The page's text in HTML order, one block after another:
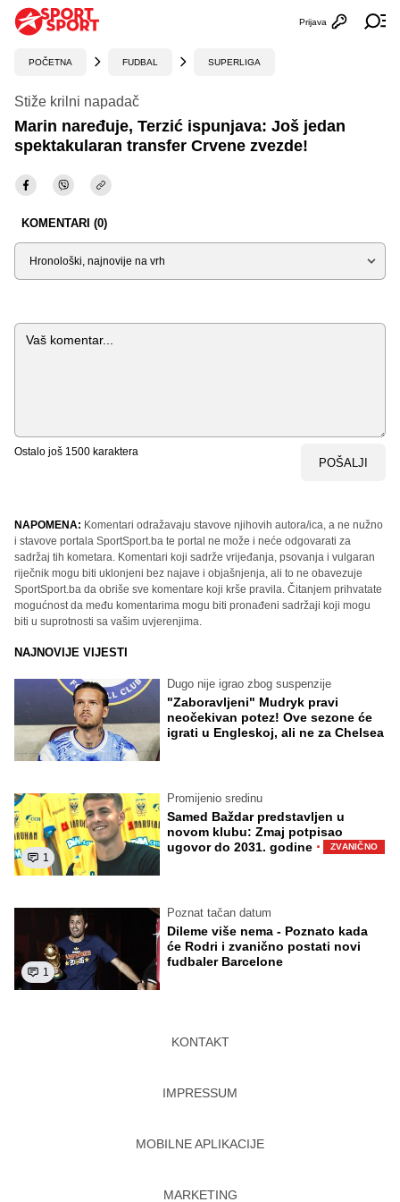
Otvori
Prijava
POČETNA FUDBAL SUPERLIGA
Stiže krilni napadač
Marin naređuje, Terzić ispunjava: Još jedan
spektakularan transfer Crvene zvezde!
KOMENTARI (0)
Sortiraj
Komentar
Ostalo još 1500 karaktera
POŠALJI
NAPOMENA: Komentari odražavaju stavove njihovih autora/ica, a ne nužno
i stavove portala SportSport.ba te portal ne može i neće odgovarati za
sadržaj tih kometara. Komentari koji sadrže vrijeđanja, psovanja i vulgaran
riječnik mogu biti uklonjeni bez najave i objašnjenja, ali to ne obavezuje
SportSport.ba da obriše sve komentare koji krše pravila. Čitanjem prihvatate
mogućnost da među komentarima mogu biti pronađeni sadržaji koji mogu
biti u suprotnosti sa vašim uvjerenjima.
NAJNOVIJE VIJESTI
Dugo nije igrao zbog suspenzije
"Zaboravljeni" Mudryk pravi
neočekivan potez! Ove sezone će
igrati u Engleskoj, ali ne za Chelsea
1
Promijenio sredinu
Samed Baždar predstavljen u
novom klubu: Zmaj potpisao
ugovor do 2031. godine · ZVANIČNO
1
Poznat tačan datum
Dileme više nema - Poznato kada
će Rodri i zvanično postati novi
fudbaler Barcelone
KONTAKT
IMPRESSUM
MOBILNE APLIKACIJE
MARKETING